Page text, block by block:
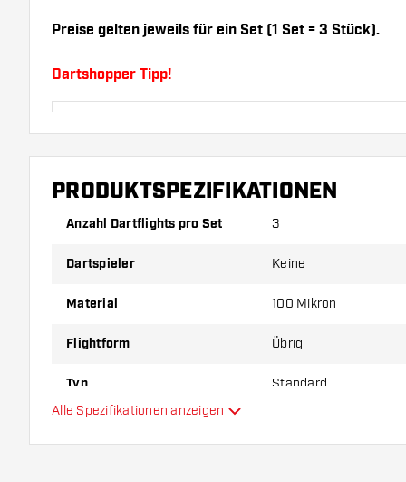
Preise gelten jeweils für ein Set (1 Set = 3 Stück).
Dartshopper Tipp!
Probieren Sie eine andere Form, ein anderes
Dicke der Flights aus, um herauszufinden, welche
PRODUKTSPEZIFIKATIONEN
Anzahl Dartflights pro Set 3
Dartspieler Keine
Material 100 Mikron
Flightform Übrig
Typ Standard
Alle Spezifikationen anzeigen